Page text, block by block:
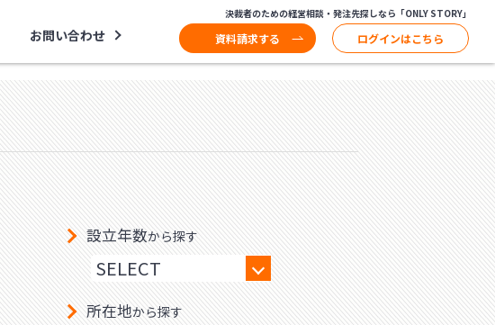
お問い合わせ
決裁者のための経営相談・発注先探しなら「ONLY STORY」
資料請求する ログインはこちら
設立年数から探す
所在地から探す